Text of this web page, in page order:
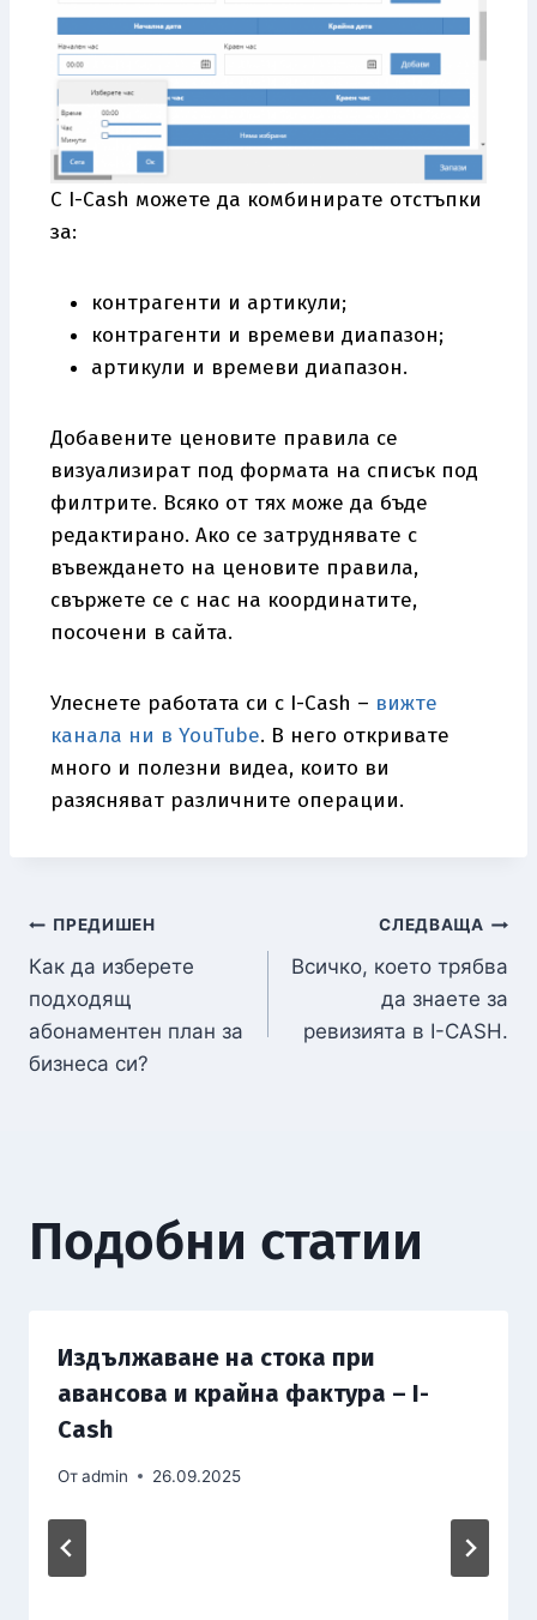
С I-Cash можете да комбинирате отстъпки
за:
контрагенти и артикули;
контрагенти и времеви диапазон;
артикули и времеви диапазон.
Добавените ценовите правила се
визуализират под формата на списък под
филтрите. Всяко от тях може да бъде
редактирано. Ако се затруднявате с
въвеждането на ценовите правила,
свържете се с нас на координатите,
посочени в сайта.
Улеснете работата си с I-Cash – вижте
канала ни в YouTube. В него откривате
много и полезни видеа, които ви
разясняват различните операции.
ПРЕДИШЕН
Как да изберете
подходящ
абонаментен план за
бизнеса си?
СЛЕДВАЩА
Всичко, което трябва
да знаете за
ревизията в I-CASH.
Подобни статии
Издължаване на стока при
авансова и крайна фактура – I-
Cash
Отadmin 26.09.2025